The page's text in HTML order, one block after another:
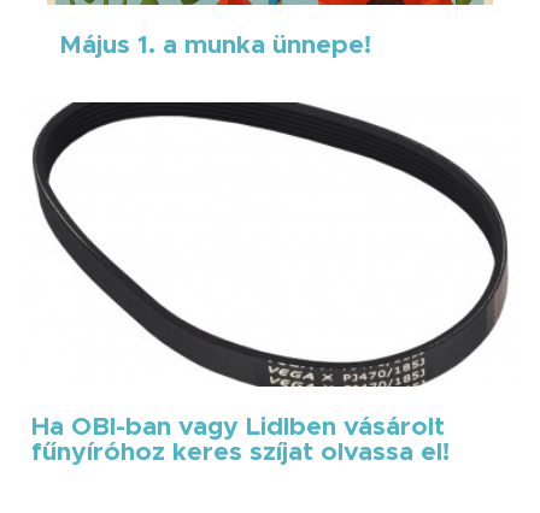
Május 1. a munka ünnepe!
Ha OBI-ban vagy Lidlben vásárolt
fűnyíróhoz keres szíjat olvassa el!